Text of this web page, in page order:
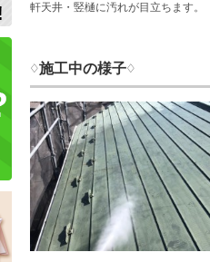
軒天井・竪樋に汚れが目立ちます。
♢施工中の様子♢